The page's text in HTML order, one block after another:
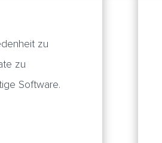
zu
zu
Software.